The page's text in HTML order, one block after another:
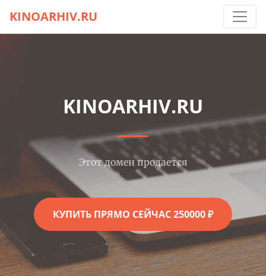
KINOARHIV.RU
KINOARHIV.RU
Этот домен продается
КУПИТЬ ПРЯМО СЕЙЧАС 250000 ₽